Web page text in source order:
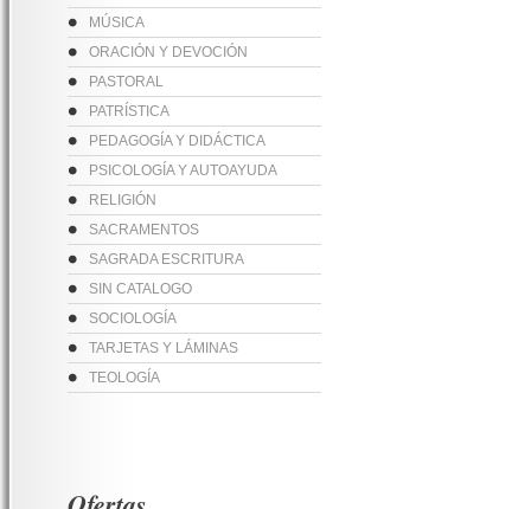
MÚSICA
ORACIÓN Y DEVOCIÓN
PASTORAL
PATRÍSTICA
PEDAGOGÍA Y DIDÁCTICA
PSICOLOGÍA Y AUTOAYUDA
RELIGIÓN
SACRAMENTOS
SAGRADA ESCRITURA
SIN CATALOGO
SOCIOLOGÍA
TARJETAS Y LÁMINAS
TEOLOGÍA